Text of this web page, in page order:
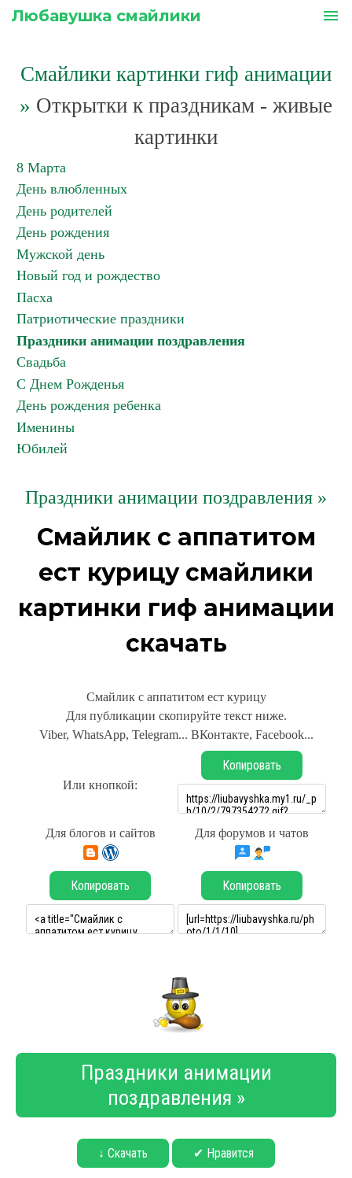
Любавушка смайлики menu
Смайлики картинки гиф анимации
» Открытки к праздникам - живые
картинки
8 Марта
День влюбленных
День родителей
День рождения
Мужской день
Новый год и рождество
Пасха
Патриотические праздники
Праздники анимации поздравления
Свадьба
С Днем Рожденья
День рождения ребенка
Именины
Юбилей
Праздники анимации поздравления »
Смайлик с аппатитом
ест курицу смайлики
картинки гиф анимации
скачать
Смайлик с аппатитом ест курицу
Для публикации скопируйте текст ниже.
Viber, WhatsApp, Telegram... ВКонтакте, Facebook...
Или кнопкой:
Копировать
Для блогов и сайтов Для форумов и чатов
Копировать Копировать
Праздники анимации
поздравления »
↓ Скачать ✔ Нравится